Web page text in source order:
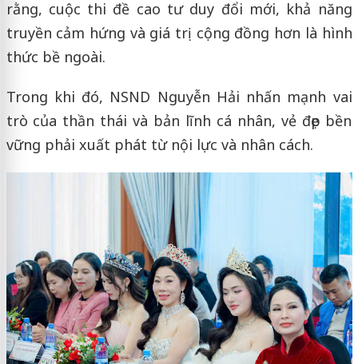
rằng, cuộc thi đề cao tư duy đổi mới, khả năng
truyền cảm hứng và giá trị cộng đồng hơn là hình
thức bề ngoài.
Trong khi đó, NSND Nguyễn Hải nhấn mạnh vai
trò của thần thái và bản lĩnh cá nhân, vẻ đẹp bền
vững phải xuất phát từ nội lực và nhân cách.